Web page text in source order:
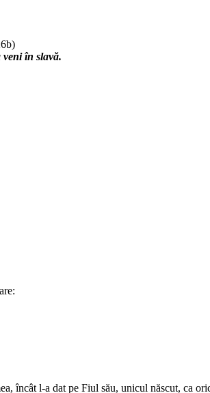
în slavă.
încât l-a dat pe Fiul său, unicul născut, ca